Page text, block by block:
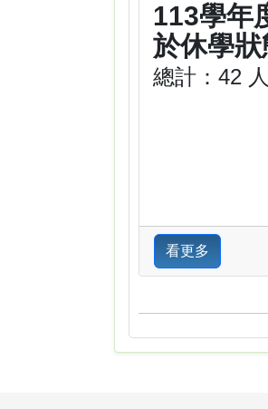
113學年
於休學
總計：42 人
看更多